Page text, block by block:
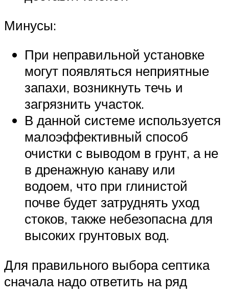
Минусы:
При неправильной установке
могут появляться неприятные
запахи, возникнуть течь и
загрязнить участок.
В данной системе используется
малоэффективный способ
очистки с выводом в грунт, а не
в дренажную канаву или
водоем, что при глинистой
почве будет затруднять уход
стоков, также небезопасна для
высоких грунтовых вод.
Для правильного выбора септика
сначала надо ответить на ряд